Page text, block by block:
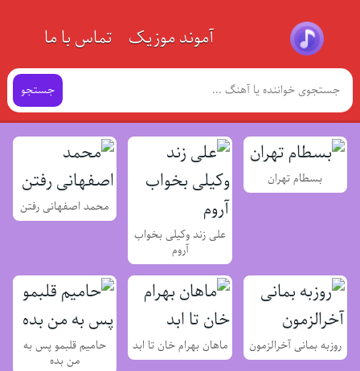
آموند موزیک تماس با ما
جستجو
بسطام تهران
علی زند وکیلی بخواب
آروم
محمد اصفهانی رفتن
روزبه بمانی آخرالزمون ماهان بهرام خان تا ابد
حامیم قلبمو پس به
من بده